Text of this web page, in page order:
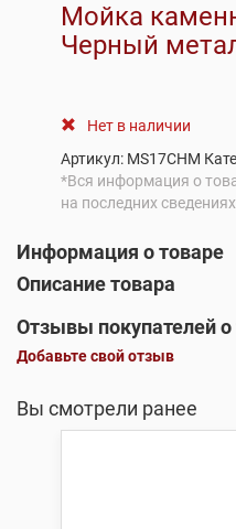
Мойка
Черный
Нет в наличии
Артикул: MS17CHM
*Вся информация о
на последних
Информация о товаре
Описание товара
Отзывы покупателей о
Добавьте свой отзыв
Вы смотрели ранее